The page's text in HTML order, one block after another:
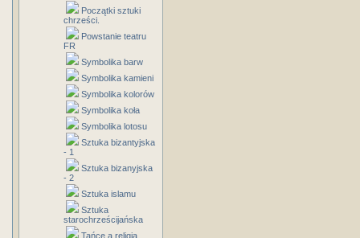
Początki sztuki
chrześci.
Powstanie teatru
FR
Symbolika barw
Symbolika kamieni
Symbolika kolorów
Symbolika koła
Symbolika lotosu
Sztuka bizantyjska
- 1
Sztuka bizanyjska
- 2
Sztuka islamu
Sztuka
starochrześcijańska
Tańce a religia